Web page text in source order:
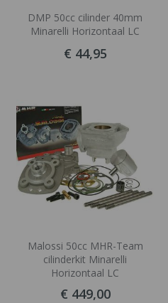
DMP 50cc cilinder 40mm
Minarelli Horizontaal LC
€ 44,95
Malossi 50cc MHR-Team
cilinderkit Minarelli
Horizontaal LC
€ 449,00